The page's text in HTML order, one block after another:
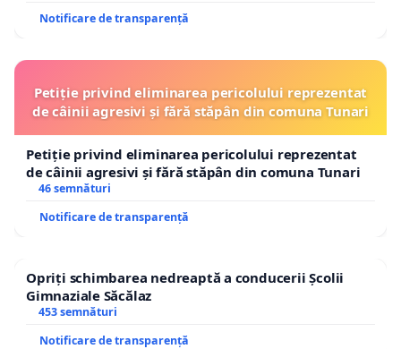
Notificare de transparență
Petiție privind eliminarea pericolului reprezentat
de câinii agresivi și fără stăpân din comuna Tunari
Petiție privind eliminarea pericolului reprezentat
de câinii agresivi și fără stăpân din comuna Tunari
46 semnături
Notificare de transparență
Opriți schimbarea nedreaptă a conducerii Școlii
Gimnaziale Săcălaz
453 semnături
Notificare de transparență